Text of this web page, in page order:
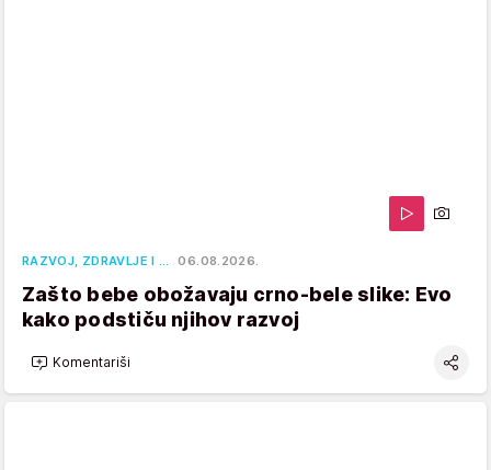
RAZVOJ, ZDRAVLJE I … 06.08.2026.
Zašto bebe obožavaju crno-bele slike: Evo
kako podstiču njihov razvoj
Komentariši